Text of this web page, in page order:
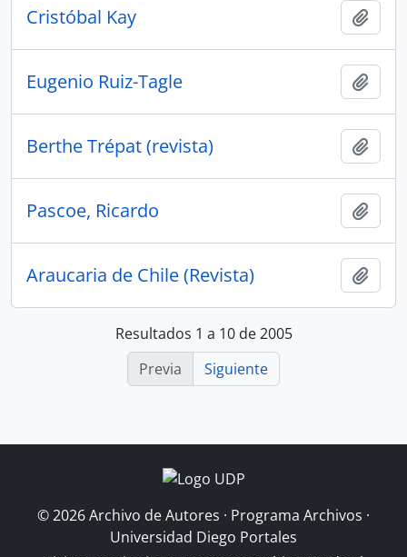
Cristóbal Kay
Eugenio Ruiz-Tagle
Berthe Trépat (revista)
Pascoe, Ricardo
Araucaria de Chile (Revista)
Resultados 1 a 10 de 2005
Previa
Siguiente
© 2026 Archivo de Autores · Programa Archivos ·
Universidad Diego Portales